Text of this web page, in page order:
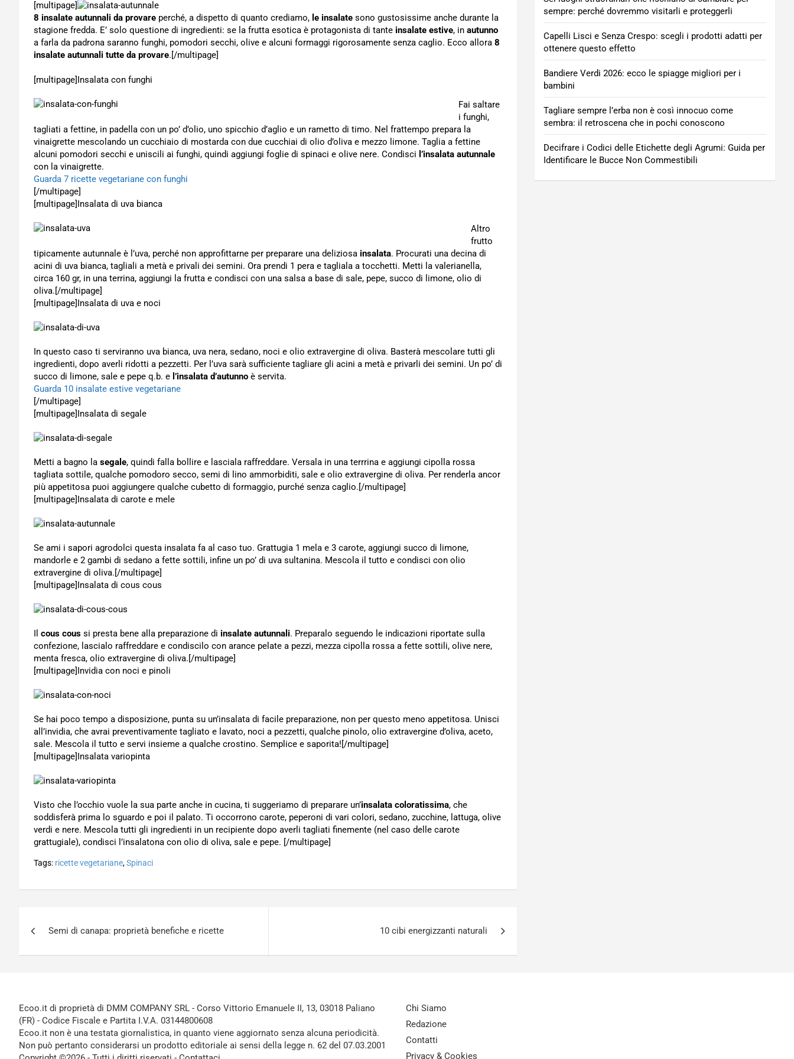
[multipage]
8 insalate autunnali da provare perché, a dispetto di quanto crediamo, le insalate sono gustosissime anche durante la
stagione fredda. E’ solo questione di ingredienti: se la frutta esotica è protagonista di tante insalate estive, in autunno
a farla da padrona saranno funghi, pomodori secchi, olive e alcuni formaggi rigorosamente senza caglio. Ecco allora 8
insalate autunnali tutte da provare.[/multipage]
[multipage]Insalata con funghi
Fai saltare
i funghi,
tagliati a fettine, in padella con un po’ d’olio, uno spicchio d’aglio e un rametto di timo. Nel frattempo prepara la
vinaigrette mescolando un cucchiaio di mostarda con due cucchiai di olio d’oliva e mezzo limone. Taglia a fettine
alcuni pomodori secchi e uniscili ai funghi, quindi aggiungi foglie di spinaci e olive nere. Condisci l’insalata autunnale
con la vinaigrette.
Guarda 7 ricette vegetariane con funghi
[/multipage]
[multipage]Insalata di uva bianca
Altro
frutto
tipicamente autunnale è l’uva, perché non approfittarne per preparare una deliziosa insalata. Procurati una decina di
acini di uva bianca, tagliali a metà e privali dei semini. Ora prendi 1 pera e tagliala a tocchetti. Metti la valerianella,
circa 160 gr, in una terrina, aggiungi la frutta e condisci con una salsa a base di sale, pepe, succo di limone, olio di
oliva.[/multipage]
[multipage]Insalata di uva e noci
In questo caso ti serviranno uva bianca, uva nera, sedano, noci e olio extravergine di oliva. Basterà mescolare tutti gli
ingredienti, dopo averli ridotti a pezzetti. Per l’uva sarà sufficiente tagliare gli acini a metà e privarli dei semini. Un po’ di
succo di limone, sale e pepe q.b. e l’insalata d’autunno è servita.
Guarda 10 insalate estive vegetariane
[/multipage]
[multipage]Insalata di segale
Metti a bagno la segale, quindi falla bollire e lasciala raffreddare. Versala in una terrrina e aggiungi cipolla rossa
tagliata sottile, qualche pomodoro secco, semi di lino ammorbiditi, sale e olio extravergine di oliva. Per renderla ancor
più appetitosa puoi aggiungere qualche cubetto di formaggio, purché senza caglio.[/multipage]
[multipage]Insalata di carote e mele
Se ami i sapori agrodolci questa insalata fa al caso tuo. Grattugia 1 mela e 3 carote, aggiungi succo di limone,
mandorle e 2 gambi di sedano a fette sottili, infine un po’ di uva sultanina. Mescola il tutto e condisci con olio
extravergine di oliva.[/multipage]
[multipage]Insalata di cous cous
Il cous cous si presta bene alla preparazione di insalate autunnali. Preparalo seguendo le indicazioni riportate sulla
confezione, lascialo raffreddare e condiscilo con arance pelate a pezzi, mezza cipolla rossa a fette sottili, olive nere,
menta fresca, olio extravergine di oliva.[/multipage]
[multipage]Invidia con noci e pinoli
Se hai poco tempo a disposizione, punta su un’insalata di facile preparazione, non per questo meno appetitosa. Unisci
all’invidia, che avrai preventivamente tagliato e lavato, noci a pezzetti, qualche pinolo, olio extravergine d’oliva, aceto,
sale. Mescola il tutto e servi insieme a qualche crostino. Semplice e saporita![/multipage]
[multipage]Insalata variopinta
Visto che l’occhio vuole la sua parte anche in cucina, ti suggeriamo di preparare un’insalata coloratissima, che
soddisferà prima lo sguardo e poi il palato. Ti occorrono carote, peperoni di vari colori, sedano, zucchine, lattuga, olive
verdi e nere. Mescola tutti gli ingredienti in un recipiente dopo averli tagliati finemente (nel caso delle carote
grattugiale), condisci l’insalatona con olio di oliva, sale e pepe. [/multipage]
Tags: ricette vegetariane,Spinaci
Semi di canapa: proprietà benefiche e ricette 10 cibi energizzanti naturali
sempre: perché dovremmo visitarli e proteggerli
Capelli Lisci e Senza Crespo: scegli i prodotti adatti per
ottenere questo effetto
Bandiere Verdi 2026: ecco le spiagge migliori per i
bambini
Tagliare sempre l’erba non è così innocuo come
sembra: il retroscena che in pochi conoscono
Decifrare i Codici delle Etichette degli Agrumi: Guida per
Identificare le Bucce Non Commestibili
Ecoo.it di proprietà di DMM COMPANY SRL - Corso Vittorio Emanuele II, 13, 03018 Paliano
(FR) - Codice Fiscale e Partita I.V.A. 03144800608
Ecoo.it non è una testata giornalistica, in quanto viene aggiornato senza alcuna periodicità.
Non può pertanto considerarsi un prodotto editoriale ai sensi della legge n. 62 del 07.03.2001
Chi Siamo
Redazione
Contatti
Privacy & Cookies